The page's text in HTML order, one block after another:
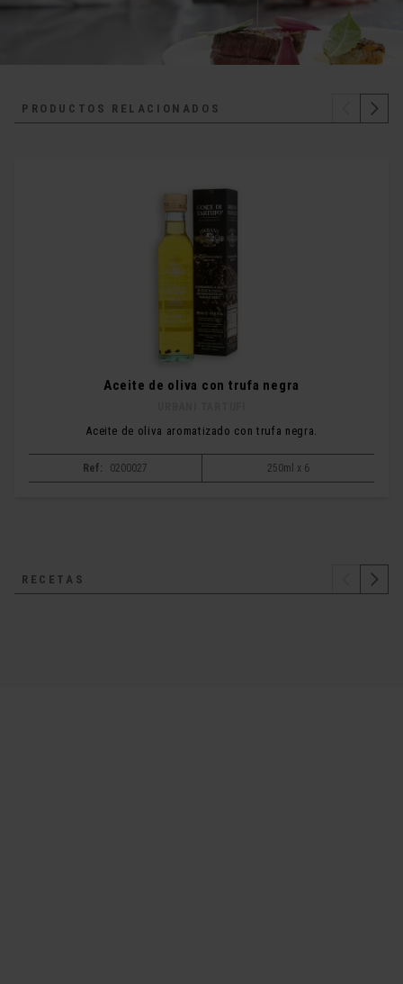
PRODUCTOS RELACIONADOS
Aceite de oliva con trufa negra
Aceite de oliva aromatizado con trufa negra.
Ref: 0200027 250ml x 6
RECETAS